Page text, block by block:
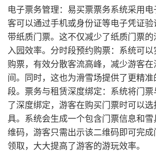
电子票务管理：易买票票务系统采用
客可以通过手机或身份证等电子凭证
带纸质门票。这不仅减少了纸质门票
入园效率。 分时段预约购票：系统可
购票，有效分散客流高峰，减少游客
间。同时，这也为滑雪场提供了更精
段。 票务与租赁深度绑定：系统将门
了深度绑定，游客在购买门票时可以
具。系统会生成一个包含门票信息和
维码，游客只需出示该二维码即可完
领取，大大提高了游客的游玩效率。